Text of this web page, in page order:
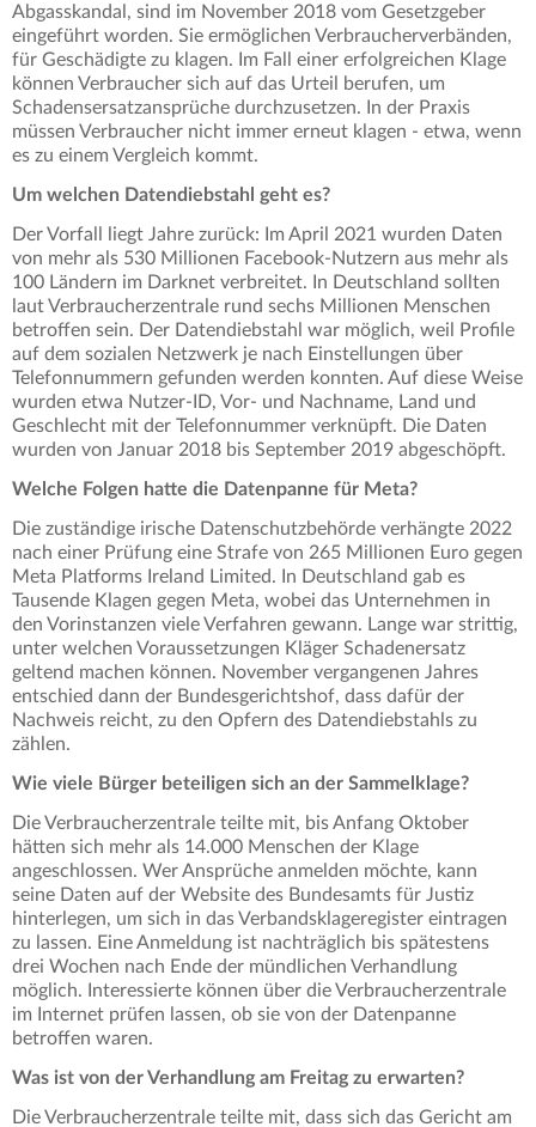
Abgasskandal, sind im November 2018 vom Gesetzgeber
eingeführt worden. Sie ermöglichen Verbraucherverbänden,
für Geschädigte zu klagen. Im Fall einer erfolgreichen Klage
können Verbraucher sich auf das Urteil berufen, um
Schadensersatzansprüche durchzusetzen. In der Praxis
müssen Verbraucher nicht immer erneut klagen - etwa, wenn
es zu einem Vergleich kommt.
Um welchen Datendiebstahl geht es?
Der Vorfall liegt Jahre zurück: Im April 2021 wurden Daten
von mehr als 530 Millionen Facebook-Nutzern aus mehr als
100 Ländern im Darknet verbreitet. In Deutschland sollten
laut Verbraucherzentrale rund sechs Millionen Menschen
betroffen sein. Der Datendiebstahl war möglich, weil Profile
auf dem sozialen Netzwerk je nach Einstellungen über
Telefonnummern gefunden werden konnten. Auf diese Weise
wurden etwa Nutzer-ID, Vor- und Nachname, Land und
Geschlecht mit der Telefonnummer verknüpft. Die Daten
wurden von Januar 2018 bis September 2019 abgeschöpft.
Welche Folgen hatte die Datenpanne für Meta?
Die zuständige irische Datenschutzbehörde verhängte 2022
nach einer Prüfung eine Strafe von 265 Millionen Euro gegen
Meta Platforms Ireland Limited. In Deutschland gab es
Tausende Klagen gegen Meta, wobei das Unternehmen in
den Vorinstanzen viele Verfahren gewann. Lange war strittig,
unter welchen Voraussetzungen Kläger Schadenersatz
geltend machen können. November vergangenen Jahres
entschied dann der Bundesgerichtshof, dass dafür der
Nachweis reicht, zu den Opfern des Datendiebstahls zu
zählen.
Wie viele Bürger beteiligen sich an der Sammelklage?
Die Verbraucherzentrale teilte mit, bis Anfang Oktober
hätten sich mehr als 14.000 Menschen der Klage
angeschlossen. Wer Ansprüche anmelden möchte, kann
seine Daten auf der Website des Bundesamts für Justiz
hinterlegen, um sich in das Verbandsklageregister eintragen
zu lassen. Eine Anmeldung ist nachträglich bis spätestens
drei Wochen nach Ende der mündlichen Verhandlung
möglich. Interessierte können über die Verbraucherzentrale
im Internet prüfen lassen, ob sie von der Datenpanne
betroffen waren.
Was ist von der Verhandlung am Freitag zu erwarten?
Die Verbraucherzentrale teilte mit, dass sich das Gericht am